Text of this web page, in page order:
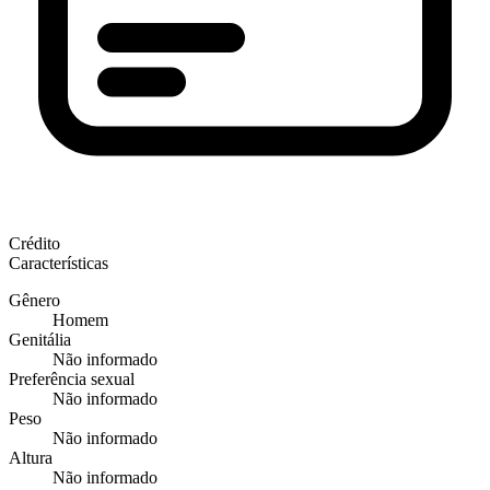
Crédito
Características
Gênero
Homem
Genitália
Não informado
Preferência sexual
Não informado
Peso
Não informado
Altura
Não informado